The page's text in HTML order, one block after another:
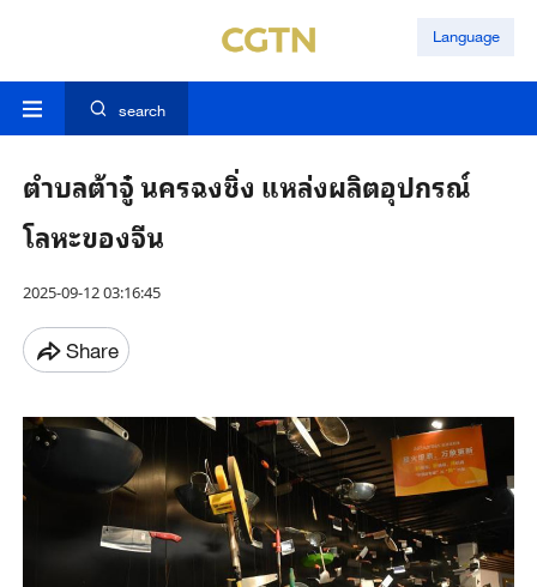
Language
search
ตำบลต้าจู๋ นครฉงชิ่ง แหล่งผลิตอุปกรณ์
โลหะของจีน
2025-09-12 03:16:45
Share